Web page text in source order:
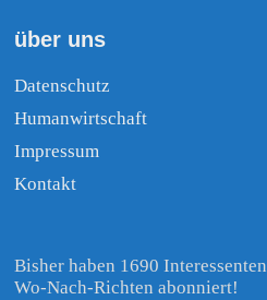
über uns
Datenschutz
Humanwirtschaft
Impressum
Kontakt
Bisher haben 1690 Interessenten
Wo-Nach-Richten abonniert!